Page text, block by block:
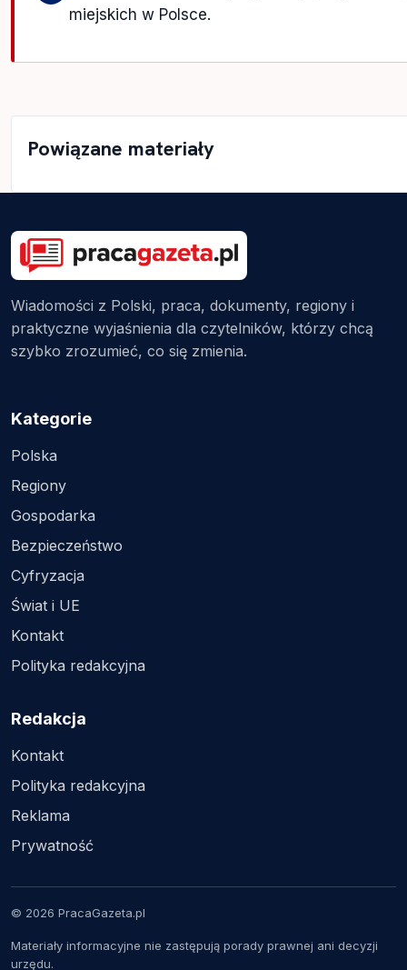
miejskich w Polsce.
Powiązane materiały
Wiadomości z Polski, praca, dokumenty, regiony i
praktyczne wyjaśnienia dla czytelników, którzy chcą
szybko zrozumieć, co się zmienia.
Kategorie
Polska
Regiony
Gospodarka
Bezpieczeństwo
Cyfryzacja
Świat i UE
Kontakt
Polityka redakcyjna
Redakcja
Kontakt
Polityka redakcyjna
Reklama
Prywatność
© 2026 PracaGazeta.pl
Materiały informacyjne nie zastępują porady prawnej ani decyzji
urzędu.